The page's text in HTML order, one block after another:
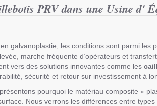
PRV dans une Usine d'
galvanoplastie, les conditions sont parmi
marche fréquente d’opérateurs et
vers des solutions innovantes comme les
sécurité et retour sur investissement à
pourquoi le matériau composite «
Nous verrons les différences entre